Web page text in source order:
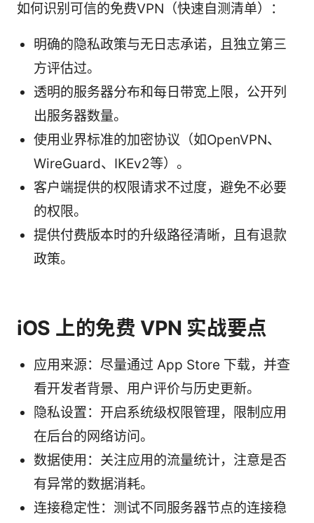
如何识别可信的免费VPN（快速自测清单）：
明确的隐私政策与无日志承诺，且独立第三
方评估过。
透明的服务器分布和每日带宽上限，公开列
出服务器数量。
使用业界标准的加密协议（如OpenVPN、
WireGuard、IKEv2等）。
客户端提供的权限请求不过度，避免不必要
的权限。
提供付费版本时的升级路径清晰，且有退款
政策。
iOS 上的免费 VPN 实战要点
应用来源：尽量通过 App Store 下载，并查
看开发者背景、用户评价与历史更新。
隐私设置：开启系统级权限管理，限制应用
在后台的网络访问。
数据使用：关注应用的流量统计，注意是否
有异常的数据消耗。
连接稳定性：测试不同服务器节点的连接稳